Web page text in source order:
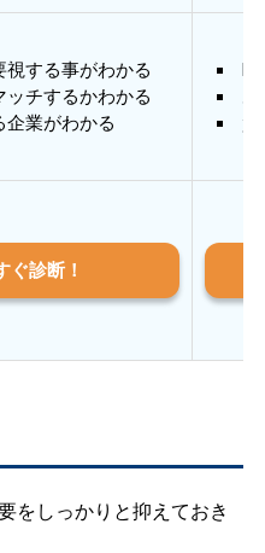
視する事がわかる
ッチするかわかる
企業がわかる
質
ぐ診断！
をしっかりと抑えておき